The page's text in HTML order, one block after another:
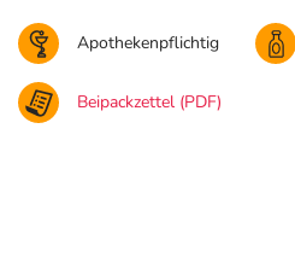
Apothekenpflichtig
Beipackzettel (PDF)